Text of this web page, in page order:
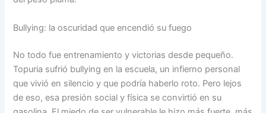
Bullying: la oscuridad que encendió su fuego
No todo fue entrenamiento y victorias desde pequeño.
Topuria sufrió bullying en la escuela, un infierno personal
que vivió en silencio y que podría haberlo roto. Pero lejos
de eso, esa presión social y física se convirtió en su